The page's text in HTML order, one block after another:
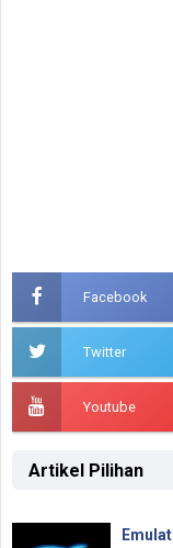
Facebook
Twitter
Youtube
Artikel Pilihan